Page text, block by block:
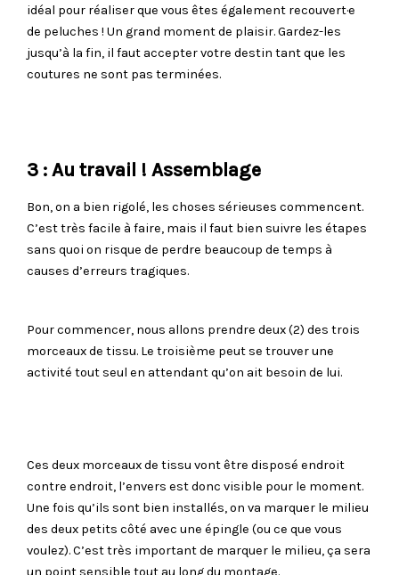
idéal pour réaliser que vous êtes également recouvert·e
de peluches ! Un grand moment de plaisir. Gardez-les
jusqu’à la fin, il faut accepter votre destin tant que les
coutures ne sont pas terminées.
3 : Au travail ! Assemblage
Bon, on a bien rigolé, les choses sérieuses commencent.
C’est très facile à faire, mais il faut bien suivre les étapes
sans quoi on risque de perdre beaucoup de temps à
causes d’erreurs tragiques.
Pour commencer, nous allons prendre deux (2) des trois
morceaux de tissu. Le troisième peut se trouver une
activité tout seul en attendant qu’on ait besoin de lui.
Ces deux morceaux de tissu vont être disposé endroit
contre endroit, l’envers est donc visible pour le moment.
Une fois qu’ils sont bien installés, on va marquer le milieu
des deux petits côté avec une épingle (ou ce que vous
voulez). C’est très important de marquer le milieu, ça sera
un point sensible tout au long du montage.